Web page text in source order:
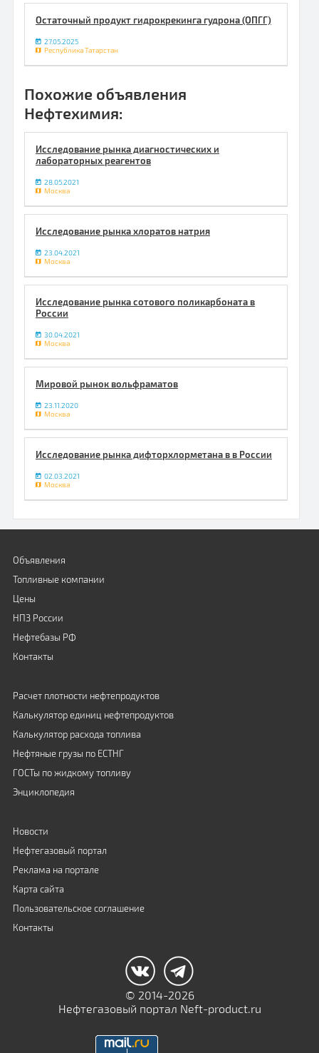
Остаточный продукт гидрокрекинга гудрона (ОПГГ)
27.05.2025
Республика Татарстан
Похожие объявления
Нефтехимия:
Исследование рынка диагностических и
лабораторных реагентов
28.05.2021
Москва
Исследование рынка хлоратов натрия
23.04.2021
Москва
Исследование рынка сотового поликарбоната в
России
30.04.2021
Москва
Мировой рынок вольфраматов
23.11.2020
Москва
Исследование рынка дифторхлорметана в в России
02.03.2021
Москва
Объявления
Топливные компании
Цены
НПЗ России
Нефтебазы РФ
Контакты
Расчет плотности нефтепродуктов
Калькулятор единиц нефтепродуктов
Калькулятор расхода топлива
Нефтяные грузы по ЕСТНГ
ГОСТы по жидкому топливу
Энциклопедия
Новости
Нефтегазовый портал
Реклама на портале
Карта сайта
Пользовательское соглашение
Контакты
© 2014-2026
Нефтегазовый портал Neft-product.ru